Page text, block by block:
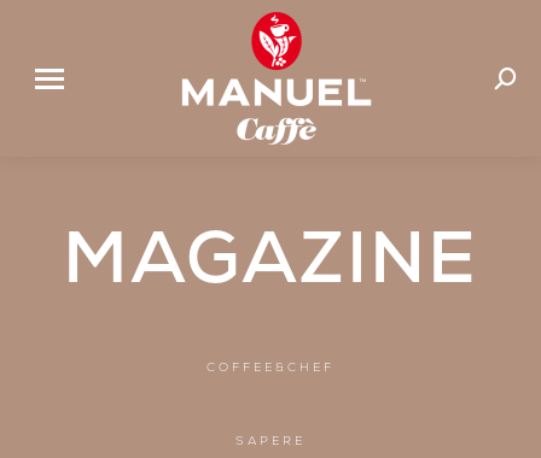
Cerca:
MAGAZINE
COFFEE&CHEF
SAPERE